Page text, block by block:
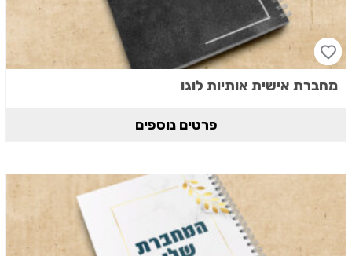
מחברת אישית אותיות לוגו
פרטים נוספים